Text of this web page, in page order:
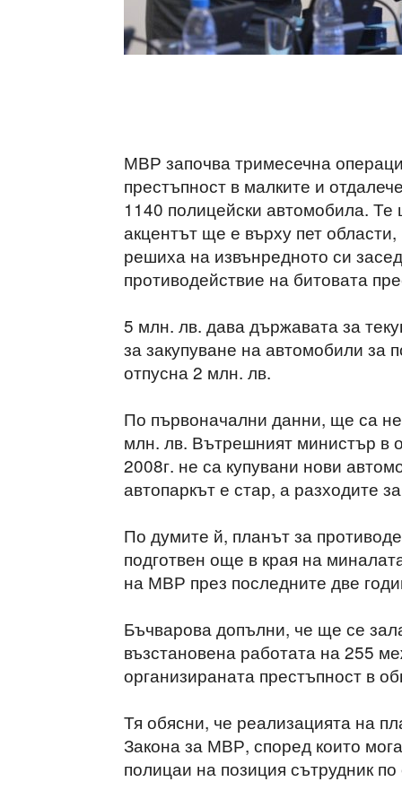
МВР започва тримесечна
престъпност в малките и
1140 полицейски автомобила. Те
акцентът ще е върху пет
решиха на извънредното си
противодействие на битовата
5 млн. лв. дава държавата за
за закупуване на автомобили за
отпусна 2 млн. лв.
По първоначални данни, ще са
млн. лв. Вътрешният министър в
2008г. не са купувани нови
автопаркът е стар, а разходите
По думите й, планът за
подготвен още в края на
на МВР през последните две
Бъчварова допълни, че ще се
възстановена работата на 255
организираната престъпност в
Тя обясни, че реализацията на
Закона за МВР, според които
полицаи на позиция сътрудник